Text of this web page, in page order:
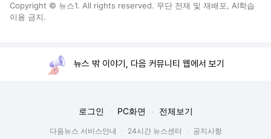
Copyright © 뉴스1. All rights reserved. 무단 전재 및 재배포, AI학습
이용 금지.
뉴스 밖 이야기, 다음 커뮤니티 웹에서 보기
로그인 PC화면 전체보기
다음뉴스 서비스안내 24시간 뉴스센터
공지사항